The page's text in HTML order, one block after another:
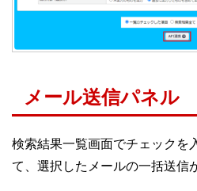
メール送信パネル
検索結果一覧画面でチェックを
て、選択したメールの一括送信